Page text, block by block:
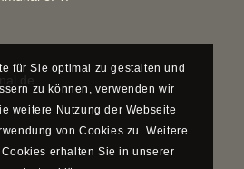
für Sie optimal zu gestalten und
zu können, verwenden wir
weitere Nutzung der Webseite
von Cookies zu. Weitere
erhalten Sie in unserer